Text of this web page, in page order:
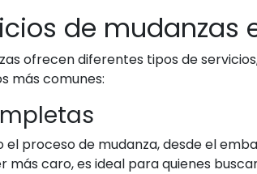
de mudanzas
ofrecen diferentes tipos de
más comunes:
el proceso de mudanza, desde el
más caro, es ideal para quienes